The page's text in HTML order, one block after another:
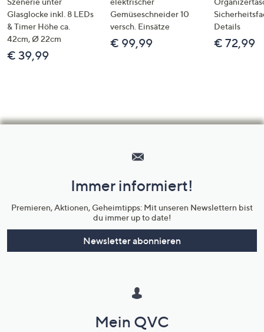
Glasglocke inkl. 8 LEDs
& Timer Höhe ca.
42cm, Ø 22cm
€ 39,99
Gemüseschneider 10
versch. Einsätze
€ 99,99
Details
€ 72,99
Unternehmensinformationen
Immer informiert!
Premieren, Aktionen, Geheimtipps: Mit unseren Newslettern bist
du immer up to date!
Newsletter abonnieren
Mein QVC